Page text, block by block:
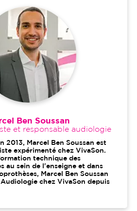
Ben Soussan
et responsable audiologie
2013, Marcel Ben Soussan est
expérimenté chez VivaSon.
technique des
au sein de l'enseigne et dans
Marcel Ben Soussan
chez VivaSon depuis